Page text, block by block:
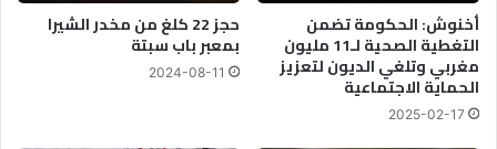
ي
م
ل
ن
.
.
و
ق
أخنوش: الحكومة تضمن
التغطية الصحية لـ11 مليون
مغربي وتلغي الديون لتعزيز
الحماية الاجتماعية
2025-02-17
حجز 22 كلغ من مخدر الشيرا
بمعبر باب سبتة
2024-08-11